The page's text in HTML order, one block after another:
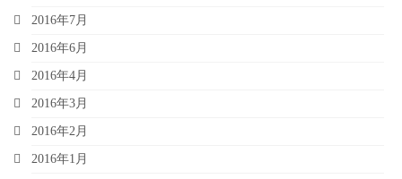
2016年7月
2016年6月
2016年4月
2016年3月
2016年2月
2016年1月